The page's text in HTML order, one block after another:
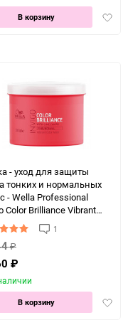
В корзину
- уход для защиты
тонких и нормальных
- Wella Professional
Color Brilliance Vibrant
Mask for fine/normal hair
1
₽
₽
В корзину